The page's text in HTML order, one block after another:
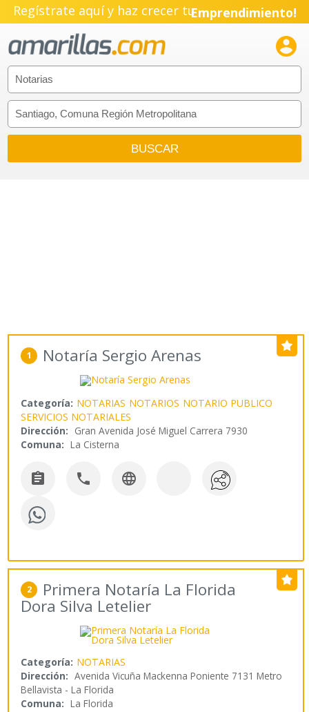
Regístrate aquí y haz crecer tuEmprendimiento!

1 Notaría Sergio Arenas
Categoría: NOTARIAS NOTARIOS NOTARIO PUBLICO
SERVICIOS NOTARIALES
Dirección: Gran Avenida José Miguel Carrera 7930
Comuna: La Cisterna
  
2 Primera Notaría La Florida
Dora Silva Letelier
Categoría: NOTARIAS
Dirección: Avenida Vicuña Mackenna Poniente 7131 Metro
Bellavista - La Florida
Comuna: La Florida